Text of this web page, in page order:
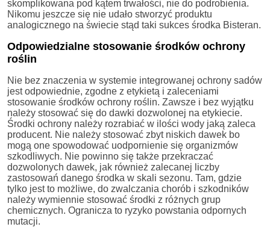
skomplikowana pod kątem trwałości, nie do podrobienia.
Nikomu jeszcze się nie udało stworzyć produktu
analogicznego na świecie stąd taki sukces środka Bisteran.
Odpowiedzialne stosowanie środków ochrony
roślin
Nie bez znaczenia w systemie integrowanej ochrony sadów
jest odpowiednie, zgodne z etykietą i zaleceniami
stosowanie środków ochrony roślin. Zawsze i bez wyjątku
należy stosować się do dawki dozwolonej na etykiecie.
Środki ochrony należy rozrabiać w ilości wody jaką zaleca
producent. Nie należy stosować zbyt niskich dawek bo
mogą one spowodować uodpornienie się organizmów
szkodliwych. Nie powinno się także przekraczać
dozwolonych dawek, jak również zalecanej liczby
zastosowań danego środka w skali sezonu. Tam, gdzie
tylko jest to możliwe, do zwalczania chorób i szkodników
należy wymiennie stosować środki z różnych grup
chemicznych. Ogranicza to ryzyko powstania odpornych
mutacji.